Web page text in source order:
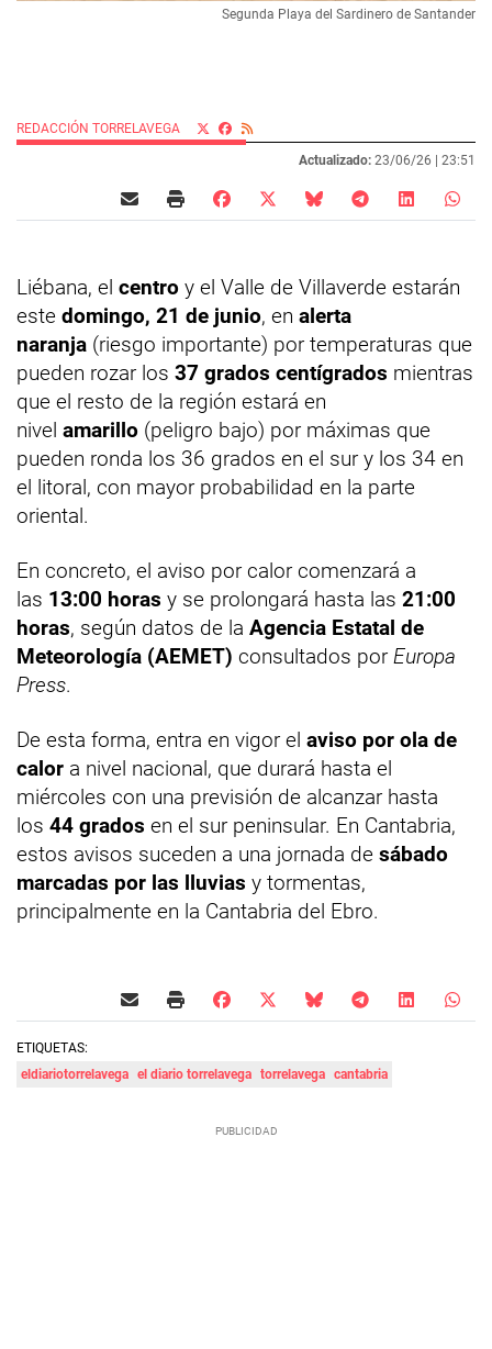
Segunda Playa del Sardinero de Santander
REDACCIÓN TORRELAVEGA
Actualizado: 23/06/26 | 23:51
Liébana, el centro y el Valle de Villaverde estarán
este domingo, 21 de junio, en alerta
naranja (riesgo importante) por temperaturas que
pueden rozar los 37 grados centígrados mientras
que el resto de la región estará en
nivel amarillo (peligro bajo) por máximas que
pueden ronda los 36 grados en el sur y los 34 en
el litoral, con mayor probabilidad en la parte
oriental.
En concreto, el aviso por calor comenzará a
las 13:00 horas y se prolongará hasta las 21:00
horas, según datos de la Agencia Estatal de
Meteorología (AEMET) consultados por Europa
Press.
De esta forma, entra en vigor el aviso por ola de
calor a nivel nacional, que durará hasta el
miércoles con una previsión de alcanzar hasta
los 44 grados en el sur peninsular. En Cantabria,
estos avisos suceden a una jornada de sábado
marcadas por las lluvias y tormentas,
principalmente en la Cantabria del Ebro.
ETIQUETAS:
eldiariotorrelavega el diario torrelavega torrelavega cantabria